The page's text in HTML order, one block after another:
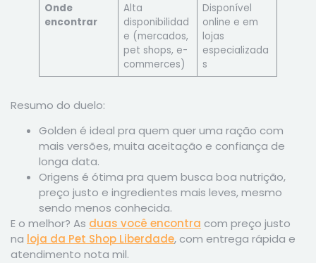
Onde
encontrar
Alta
disponibilidad
e (mercados,
pet shops, e-
commerces)
Disponível
online e em
lojas
especializada
s
Resumo do duelo:
Golden é ideal pra quem quer uma ração com
mais versões, muita aceitação e confiança de
longa data.
Origens é ótima pra quem busca boa nutrição,
preço justo e ingredientes mais leves, mesmo
sendo menos conhecida.
E o melhor? As duas você encontra com preço justo
na loja da Pet Shop Liberdade, com entrega rápida e
atendimento nota mil.